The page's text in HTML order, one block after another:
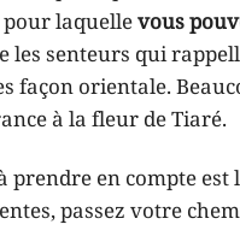
pour laquellevous
les senteurs qui
façon orientale.
à la fleur de Tiaré.
prendre en compte
passez votre